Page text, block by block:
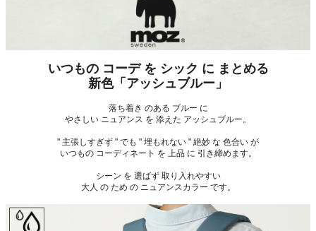
いつもの コーデ を シック に まとめる
新色「アッシュブルー」
落ち着き のある ブルー に
やさしい ニュアンス を 添えた アッシュブルー。
" 主張しすぎず " でも " 埋もれない " 絶妙 な 色合い が
いつもの コーディネート を 上品 に 引き締めます。
シーン を 選ばず 取り入れやすい
大人 の ため の ニュアンスカラー です。